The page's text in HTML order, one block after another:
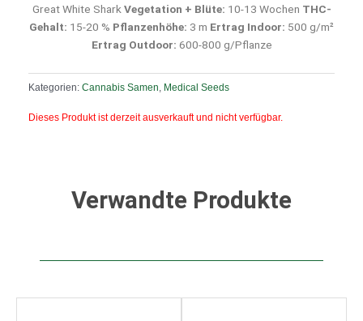
Great White Shark Vegetation + Blüte: 10-13 Wochen THC-
Gehalt: 15-20 % Pflanzenhöhe: 3 m Ertrag Indoor: 500 g/m²
Ertrag Outdoor: 600-800 g/Pflanze
Kategorien: Cannabis Samen Medical Seeds
Dieses Produkt ist derzeit ausverkauft und nicht verfügbar.
Verwandte Produkte